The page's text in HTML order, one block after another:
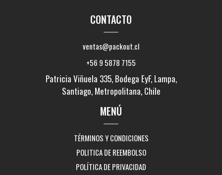
CONTACTO
ventas@packout.cl
+56 9 5878 7155
Patricia Viñuela 335, Bodega EyF, Lampa,
Santiago, Metropolitana, Chile
MENÚ
TÉRMINOS Y CONDICIONES
POLITICA DE REEMBOLSO
POLÍTICA DE PRIVACIDAD